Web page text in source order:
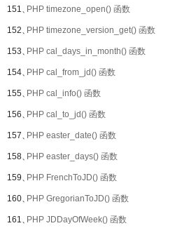
151、PHP timezone_open() 函数
152、PHP timezone_version_get() 函数
153、PHP cal_days_in_month() 函数
154、PHP cal_from_jd() 函数
155、PHP cal_info() 函数
156、PHP cal_to_jd() 函数
157、PHP easter_date() 函数
158、PHP easter_days() 函数
159、PHP FrenchToJD() 函数
160、PHP GregorianToJD() 函数
161、PHP JDDayOfWeek() 函数